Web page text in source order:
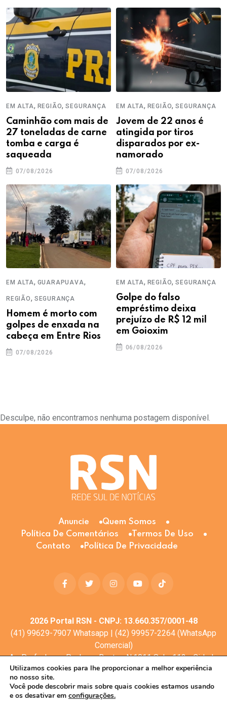
EM ALTA, REGIÃO,SEGURANÇA
Caminhão com mais de
27 toneladas de carne
tomba e carga é
saqueada
07/08/2026
EM ALTA, REGIÃO,SEGURANÇA
Jovem de 22 anos é
atingida por tiros
disparados por ex-
namorado
07/08/2026
EM ALTA, GUARAPUAVA,
REGIÃO, SEGURANÇA
Homem é morto com
golpes de enxada na
cabeça em Entre Rios
07/08/2026
EM ALTA, REGIÃO,SEGURANÇA
Golpe do falso
empréstimo deixa
prejuízo de R$ 12 mil
em Goioxim
06/08/2026
Desculpe, não encontramos nenhuma postagem disponível.
Anuncie
Quem Somos
Política De Comentários
Termos De Uso
Contato
Política De Privacidade
2026Portal RSN - CNPJ: 13.660.357/0001-48
(41) 99629-7907 Whatsapp | (42) 99957-2264 (WhatsApp
Comercial)
Av. Profa. Laura Pacheco Bastos N:1011 Sala: 112 - Cidade
dos Lagos, Guarapuava - PR, 85053-525
© Todos os direitos reservados
Utilizamos cookies para lhe proporcionar a melhor experiência
no nosso site.
Você pode descobrir mais sobre quais cookies estamos usando
e os desativar em configurações.